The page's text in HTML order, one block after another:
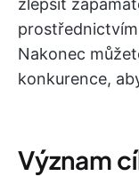
zlepšit
Nakonec
konkurence,
Význam